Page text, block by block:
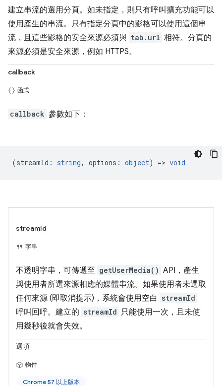
建立串流的選用分頁。如未指定，則只有呼叫擴充功能可以
使用產生的串流。只有指定分頁中的影格可以使用這個串
流，且這些影格的安全來源必須與 tab.url 相符。分頁的
來源必須是安全來源，例如 HTTPS。
callback
函式
callback 參數如下：
(streamId : string, options : object) => void
streamId
字串
不透明字串，可傳遞至 getUserMedia() API，產生
與使用者所選來源相應的媒體串流。如果使用者未選取
任何來源 (即取消提示)，系統會使用空白 streamId
呼叫回呼。建立的 streamId 只能使用一次，且未使
用幾秒後就會失效。
選項
物件
Chrome 57 以上版本